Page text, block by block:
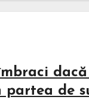
partea de